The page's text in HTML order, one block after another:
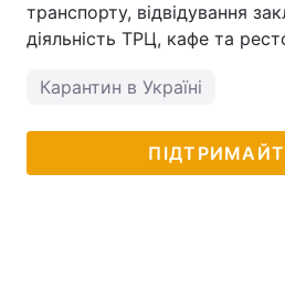
транспорту, відвідування
діяльність ТРЦ, кафе та
Карантин в Україні